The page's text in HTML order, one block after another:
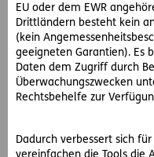
EU oder dem EWR
Drittländern besteht kein
(kein
geeigneten Garantien). Es
Daten dem Zugriff durch
Überwachungszwecken
Rechtsbehelfe zur
Dadurch verbessert sich
vereinfachen die Tools die
Assistenzberufe)
Besuch von
einzelne
Teilnahme an
Teilnahme an einer
Assistenzbedarf
Beschäftigung